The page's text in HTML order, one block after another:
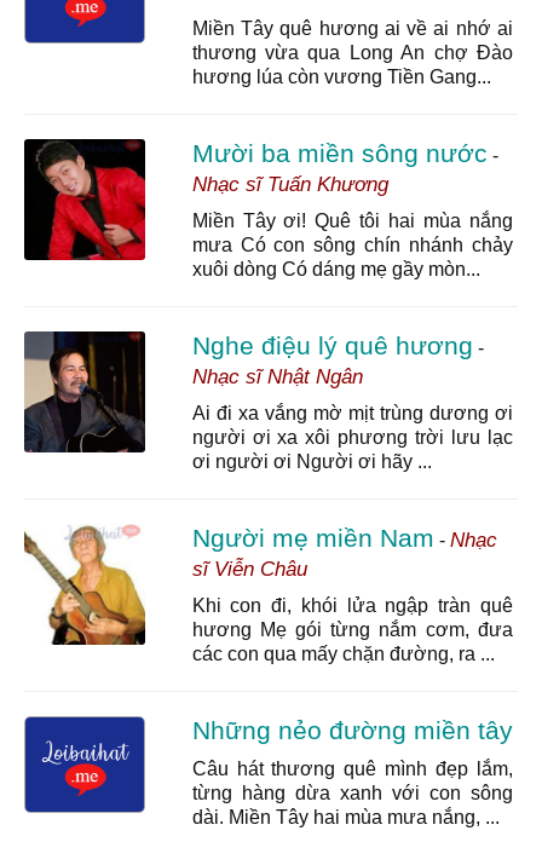
Miền Tây quê hương ai về ai nhớ ai
thương vừa qua Long An chợ Đào
hương lúa còn vương Tiền Gang...
Mười ba miền sông nước -
Nhạc sĩ Tuấn Khương
Miền Tây ơi! Quê tôi hai mùa nắng
mưa Có con sông chín nhánh chảy
xuôi dòng Có dáng mẹ gầy mòn...
Nghe điệu lý quê hương -
Nhạc sĩ Nhật Ngân
Ai đi xa vắng mờ mịt trùng dương ơi
người ơi xa xôi phương trời lưu lạc
ơi người ơi Người ơi hãy ...
Người mẹ miền Nam - Nhạc
sĩ Viễn Châu
Khi con đi, khói lửa ngập tràn quê
hương Mẹ gói từng nắm cơm, đưa
các con qua mấy chặn đường, ra ...
Những nẻo đường miền tây
Câu hát thương quê mình đẹp lắm,
từng hàng dừa xanh với con sông
dài. Miền Tây hai mùa mưa nắng, ...